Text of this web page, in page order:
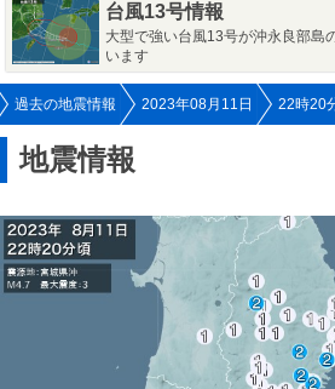
台風13号情報
大型で強い台風13号が沖永良部島
います
過去の地震情報 2023年08月11日 22時20
地震情報